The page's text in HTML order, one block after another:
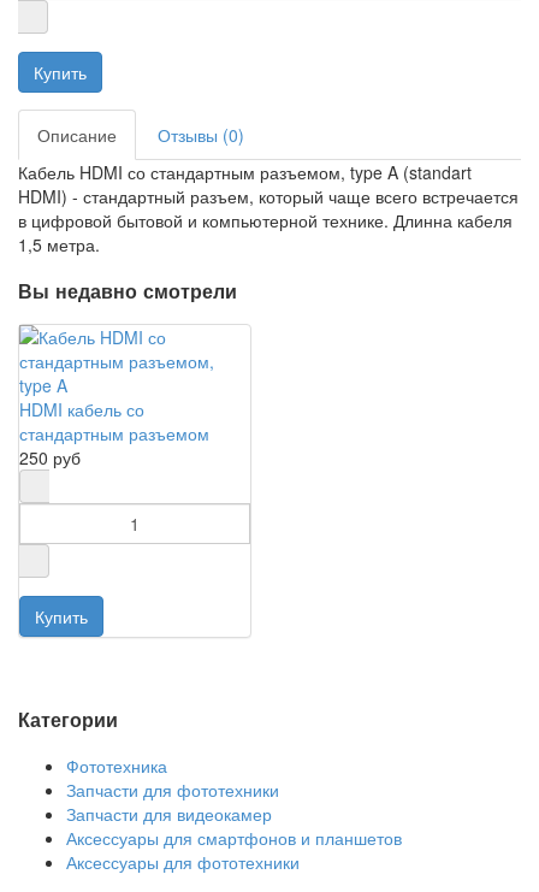
Описание
Отзывы (0)
Кабель HDMI со стандартным разъемом, type A (standart
HDMI) - стандартный разъем, который чаще всего встречается
в цифровой бытовой и компьютерной технике. Длинна кабеля
1,5 метра.
Вы недавно смотрели
HDMI кабель со
стандартным разъемом
250 руб
Категории
Фототехника
Запчасти для фототехники
Запчасти для видеокамер
Аксессуары для смартфонов и планшетов
Аксессуары для фототехники